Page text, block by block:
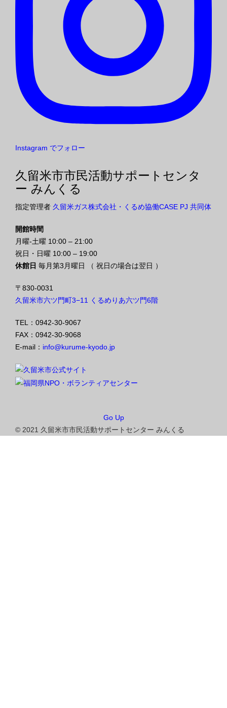
Instagram でフォロー
久留米市市民活動サポートセンタ
ー みんくる
指定管理者 久留米ガス株式会社・くるめ協働CASE PJ 共同体
開館時間
月曜-土曜 10:00 – 21:00
祝日・日曜 10:00 – 19:00
休館日 毎月第3月曜日 （ 祝日の場合は翌日 ）
〒830-0031
久留米市六ツ門町3−11 くるめりあ六ツ門6階
TEL：0942-30-9067
FAX：0942-30-9068
E-mail： info@kurume-kyodo.jp
Go Up
© 2021 久留米市市民活動サポートセンター みんくる